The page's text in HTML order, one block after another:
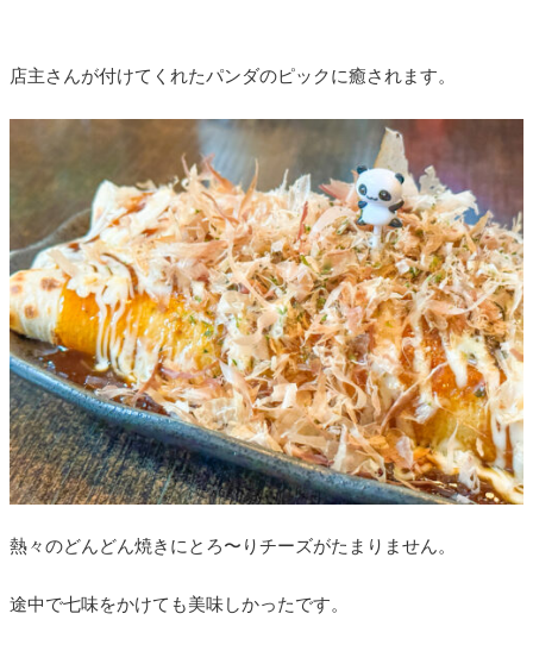
店主さんが付けてくれたパンダのピックに癒されます。
熱々のどんどん焼きにとろ〜りチーズがたまりません。
途中で七味をかけても美味しかったです。